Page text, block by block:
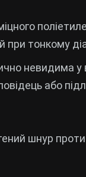
при тонкому
невидима у
або
шнур